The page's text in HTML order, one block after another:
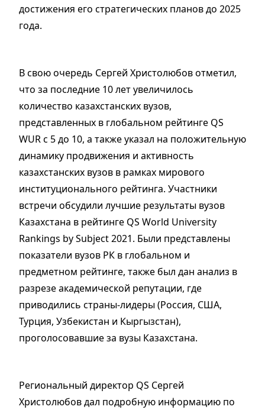
достижения его стратегических планов до 2025
года.
В свою очередь Сергей Христолюбов отметил,
что за последние 10 лет увеличилось
количество казахстанских вузов,
представленных в глобальном рейтинге QS
WUR с 5 до 10, а также указал на положительную
динамику продвижения и активность
казахстанских вузов в рамках мирового
институционального рейтинга. Участники
встречи обсудили лучшие результаты вузов
Казахстана в рейтинге QS World University
Rankings by Subject 2021. Были представлены
показатели вузов РК в глобальном и
предметном рейтинге, также был дан анализ в
разрезе академической репутации, где
приводились страны-лидеры (Россия, США,
Турция, Узбекистан и Кыргызстан),
проголосовавшие за вузы Казахстана.
Региональный директор QS Сергей
Христолюбов дал подробную информацию по